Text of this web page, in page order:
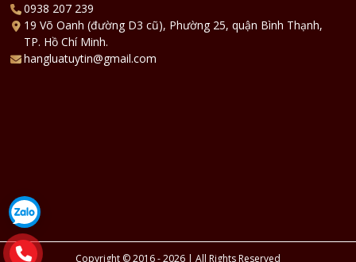
0938 207 239
19 Võ Oanh (đường D3 cũ), Phường 25, quận Bình Thạnh,
TP. Hồ Chí Minh.
hangluatuytin@gmail.com
Copyright © 2016 - 2026 | All Rights Reserved